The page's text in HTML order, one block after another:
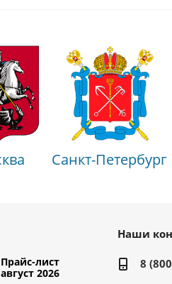
Санкт-Петербург
Прайс-лист
август 2026
Наши
8